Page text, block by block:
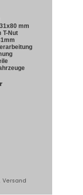
mm
T-Nut
Versand